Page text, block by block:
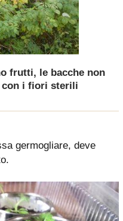
frutti, le bacche non
con i fiori sterili
germogliare, deve